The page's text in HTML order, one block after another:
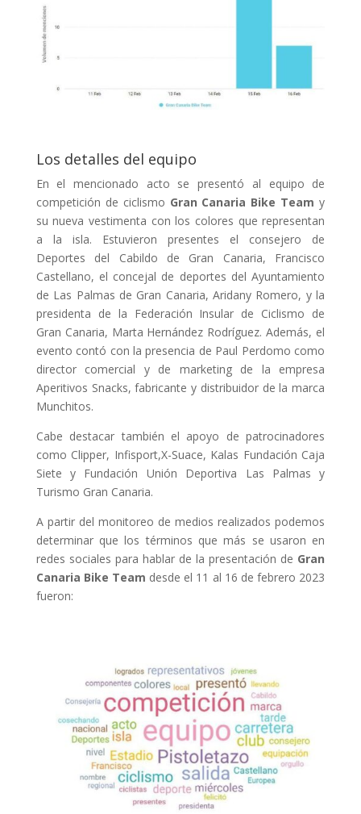
Los detalles del equipo
En el mencionado acto se presentó al equipo de
competición de ciclismo Gran Canaria Bike Team y
su nueva vestimenta con los colores que representan
a la isla. Estuvieron presentes el consejero de
Deportes del Cabildo de Gran Canaria, Francisco
Castellano, el concejal de deportes del Ayuntamiento
de Las Palmas de Gran Canaria, Aridany Romero, y la
presidenta de la Federación Insular de Ciclismo de
Gran Canaria, Marta Hernández Rodríguez. Además, el
evento contó con la presencia de Paul Perdomo como
director comercial y de marketing de la empresa
Aperitivos Snacks, fabricante y distribuidor de la marca
Munchitos.
Cabe destacar también el apoyo de patrocinadores
como Clipper, Infisport,X-Suace, Kalas Fundación Caja
Siete y Fundación Unión Deportiva Las Palmas y
Turismo Gran Canaria.
A partir del monitoreo de medios realizados podemos
determinar que los términos que más se usaron en
redes sociales para hablar de la presentación de Gran
Canaria Bike Team desde el 11 al 16 de febrero 2023
fueron: